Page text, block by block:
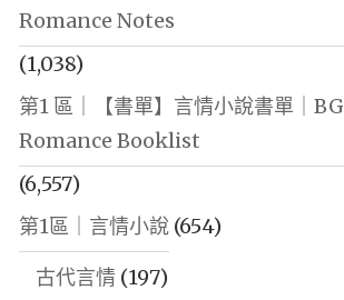
Romance Notes
(1,038)
第1 區｜【書單】言情小說書單｜BG
Romance Booklist
(6,557)
第1區｜言情小說(654)
古代言情(197)